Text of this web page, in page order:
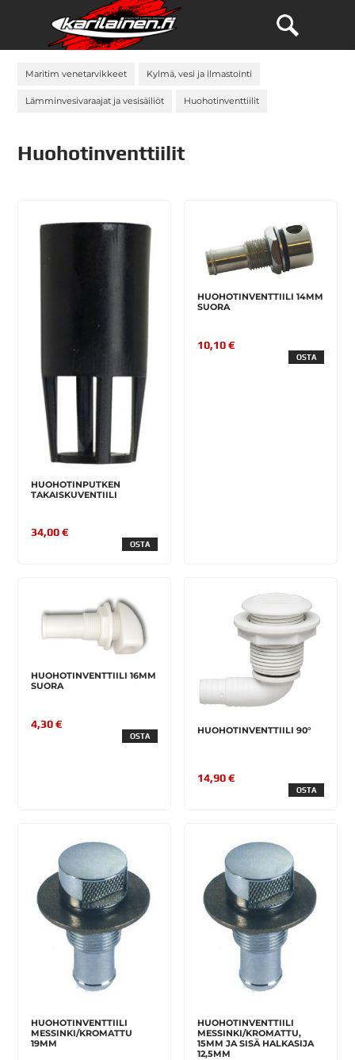
Maritim venetarvikkeet Kylmä, vesi ja ilmastointi
Lämminvesivaraajat ja vesisäiliöt Huohotinventtiilit
Huohotinventtiilit
HUOHOTINPUTKEN
TAKAISKUVENTIILI
34,00 €
OSTA
HUOHOTINVENTTIILI 14MM
SUORA
10,10 €
OSTA
HUOHOTINVENTTIILI 16MM
SUORA
4,30 €
OSTA
HUOHOTINVENTTIILI 90°
14,90 €
OSTA
HUOHOTINVENTTIILI
MESSINKI/KROMATTU
19MM
HUOHOTINVENTTIILI
MESSINKI/KROMATTU,
15MM JA SISÄ HALKASIJA
12,5MM